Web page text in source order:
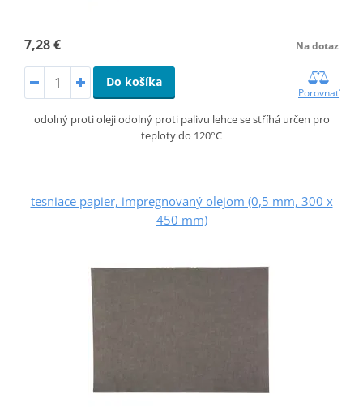
7,28 € Na dotaz
Do košíka
Porovnať
odolný proti oleji odolný proti palivu lehce se stříhá určen pro
teploty do 120°C
tesniace papier, impregnovaný olejom (0,5 mm, 300 x
450 mm)